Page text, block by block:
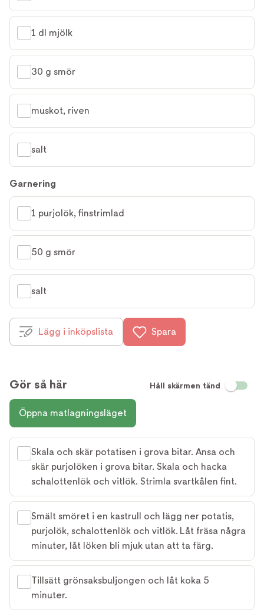
1 dl mjölk
30 g smör
muskot, riven
salt
Garnering
1 purjolök, finstrimlad
50 g smör
salt
Lägg i inköpslista Spara
Gör så här Håll skärmen tänd
Öppna matlagningsläget
Skala och skär potatisen i grova bitar. Ansa och
skär purjolöken i grova bitar. Skala och hacka
schalottenlök och vitlök. Strimla svartkålen fint.
Smält smöret i en kastrull och lägg ner potatis,
purjolök, schalottenlök och vitlök. Låt fräsa några
minuter, låt löken bli mjuk utan att ta färg.
Tillsätt grönsaksbuljongen och låt koka 5
minuter.